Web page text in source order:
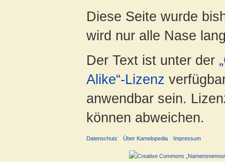
Diese Seite wurde
wird nur alle Nase
Der Text ist unter der
Alike“-Lizenz
anwendbar sein.
können abweichen.
Datenschutz Über Kamelopedia Impressum